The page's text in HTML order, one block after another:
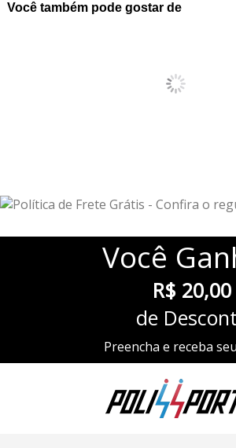
Você também pode gostar de
Você
R$ 20,00
de
Preencha e receba